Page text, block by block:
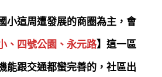
小這周遭發展的商圈為主，會
、四號公園、永元路】這一區
能跟交通都蠻完善的，社區出